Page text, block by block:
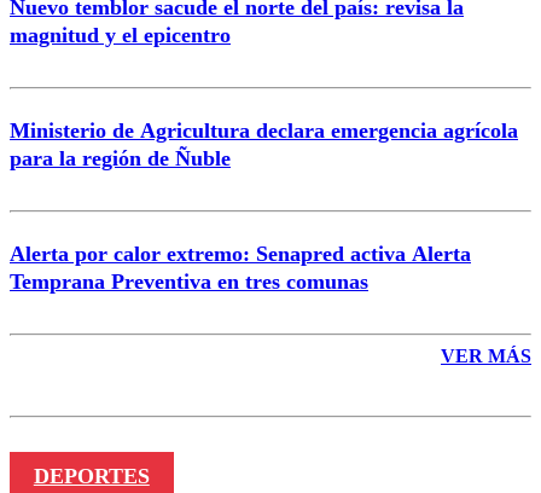
Nuevo temblor sacude el norte del país: revisa la
magnitud y el epicentro
Ministerio de Agricultura declara emergencia agrícola
para la región de Ñuble
Alerta por calor extremo: Senapred activa Alerta
Temprana Preventiva en tres comunas
VER MÁS
DEPORTES